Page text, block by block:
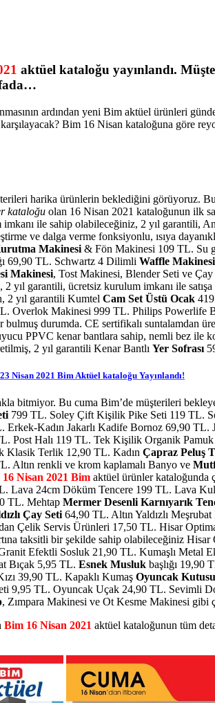
aktüel kataloğu yayınlandı.
ardından yeni Bim aktüel ürünleri
Bim 16 Nisan kataloğuna göre
harika ürünlerin beklediğini görüyoruz.
kataloğu olan 16 Nisan 2021 kataloğunun ilk
ile sahip olabileceğiniz, 2 yıl garantili,
ve dalga verme fonksiyonlu, ısıya
Makinesi & Fön Makinesi 109 TL. Su
69,90 TL. Schwartz 4 Dilimli Waffle Makinesi
Makinesi, Tost Makinesi, Blender Seti ve Çay
garantili, ücretsiz kurulum imkanı ile
2 yıl garantili Kumtel Cam Set Üstü Ocak
Overlok Makinesi 999 TL. Philips Powerlife
durumda. CE sertifikalı suntalamdan
PPVC kenar bantlara sahip, nemli bez ile
2 yıl garantili Kenar Bantlı Yer Sofrası
23 Nisan 2021 Bim Aktüel kataloğu Yayınlandı!
bitmiyor. Bu cuma Bim’de müşterileri
799 TL. Soley Çift Kişilik Pike Seti 119 TL.
Kadın Jakarlı Kadife Bornoz 69,90 TL.
Post Halı 119 TL. Tek Kişilik Organik
Klasik Terlik 12,90 TL. Kadın Çapraz Peluş
Altın renkli ve krom kaplamalı Banyo ve
16 Nisan 2021 Bim aktüel ürünler kataloğunda
Lava 24cm Döküm Tencere 199 TL. Lava
TL. Mehtap Mermer Desenli Karnıyarık
Çay Seti64,90 TL. Altın Yaldızlı
Çelik Servis Ürünleri 17,50 TL. Hisar
taksitli bir şekilde sahip olabileceğiniz Hisar
Efektli Sosluk 21,90 TL. Kumaşlı Metal
Bıçak 5,95 TL. Esnek Musluk başlığı 19,90
39,90 TL. Kapaklı Kumaş Oyuncak Kutusu
9,95 TL. Oyuncak Uçak 24,90 TL. Sevimli
, Zımpara Makinesi ve Ot Kesme Makinesi gibi
Bim 16 Nisan 2021 aktüel kataloğunun tüm